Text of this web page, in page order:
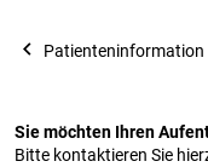
navigate_before Patienteninformation
Sie möchten Ihren
Bitte kontaktieren Sie